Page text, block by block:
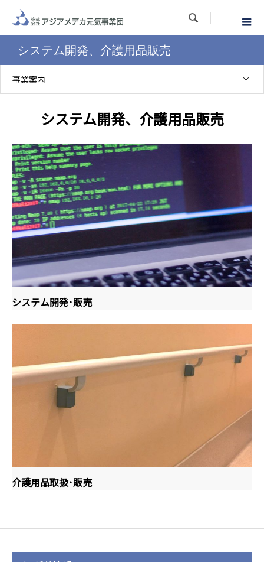

システム開発、介護用品販売
事業案内
システム開発、介護用品販売
システム開発･販売
介護用品取扱･販売